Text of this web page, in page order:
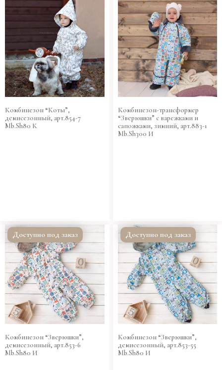
Комбинезон “Коты”,
демисезонный, арт.854-7
Mb.Sh80 К
Комбинезон-трансформер
“Зверюшки” с варежками и
сапожками, зимний, арт.883-1
Mb.Sh300 И
Доступно под заказ
Комбинезон “Зверюшки”,
демисезонный, арт.853-6
Mb.Sh80 И
Доступно под заказ
Комбинезон “Зверюшки”,
демисезонный, арт.853-55
Mb.Sh80 И